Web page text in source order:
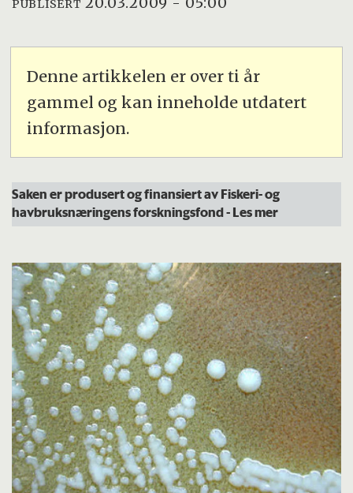
PUBLISERT
Denne artikkelen er over ti år
gammel og kan inneholde utdatert
informasjon.
Saken er produsert og finansiert av Fiskeri- og
havbruksnæringens forskningsfond- Les mer